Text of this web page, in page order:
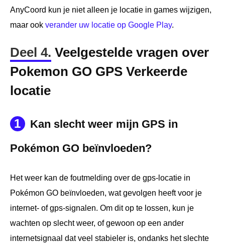
AnyCoord kun je niet alleen je locatie in games wijzigen,
maar ook verander uw locatie op Google Play.
Deel 4. Veelgestelde vragen over
Pokemon GO GPS Verkeerde
locatie
1
Kan slecht weer mijn GPS in
Pokémon GO beïnvloeden?
Het weer kan de foutmelding over de gps-locatie in
Pokémon GO beïnvloeden, wat gevolgen heeft voor je
internet- of gps-signalen. Om dit op te lossen, kun je
wachten op slecht weer, of gewoon op een ander
internetsignaal dat veel stabieler is, ondanks het slechte